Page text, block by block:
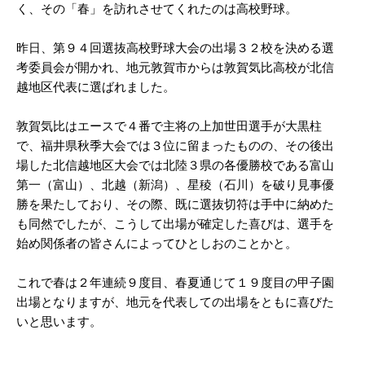
く、その「春」を訪れさせてくれたのは高校野球。
昨日、第９４回選抜高校野球大会の出場３２校を決める選
考委員会が開かれ、地元敦賀市からは敦賀気比高校が北信
越地区代表に選ばれました。
敦賀気比はエースで４番で主将の上加世田選手が大黒柱
で、福井県秋季大会では３位に留まったものの、その後出
場した北信越地区大会では北陸３県の各優勝校である富山
第一（富山）、北越（新潟）、星稜（石川）を破り見事優
勝を果たしており、その際、既に選抜切符は手中に納めた
も同然でしたが、こうして出場が確定した喜びは、選手を
始め関係者の皆さんによってひとしおのことかと。
これで春は２年連続９度目、春夏通じて１９度目の甲子園
出場となりますが、地元を代表しての出場をともに喜びた
いと思います。